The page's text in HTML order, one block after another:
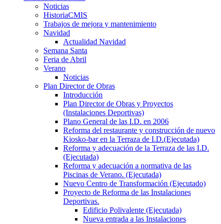
Noticias
HistoriaCMIS
Trabajos de mejora y mantenimiento
Navidad
Actualidad Navidad
Semana Santa
Feria de Abril
Verano
Noticias
Plan Director de Obras
Introducción
Plan Director de Obras y Proyectos
(Instalaciones Deportivas)
Plano General de las I.D. en 2006
Reforma del restaurante y construcción de nuevo
Kiosko-bar en la Terraza de I.D.(Ejecutada)
Reforma y adecuación de la Terraza de las I.D.
(Ejecutada)
Reforma y adecuación a normativa de las
Piscinas de Verano. (Ejecutada)
Nuevo Centro de Transformación (Ejecutado)
Proyecto de Reforma de las Instalaciones
Deportivas.
Edificio Polivalente (Ejecutada)
Nueva entrada a las Instalaciones